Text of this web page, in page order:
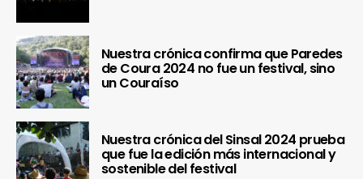
Nuestra crónica confirma que Paredes
de Coura 2024 no fue un festival, sino
un Couraíso
Nuestra crónica del Sinsal 2024 prueba
que fue la edición más internacional y
sostenible del festival